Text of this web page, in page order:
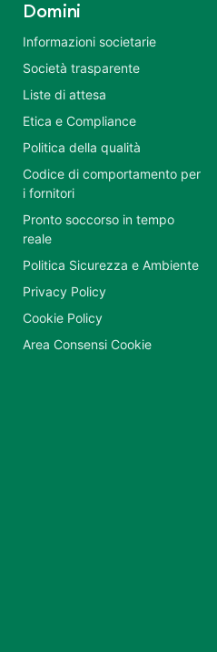
Domini
Informazioni societarie
Società trasparente
Liste di attesa
Etica e Compliance
Politica della qualità
Codice di comportamento per
i fornitori
Pronto soccorso in tempo
reale
Politica Sicurezza e Ambiente
Privacy Policy
Cookie Policy
Area Consensi Cookie